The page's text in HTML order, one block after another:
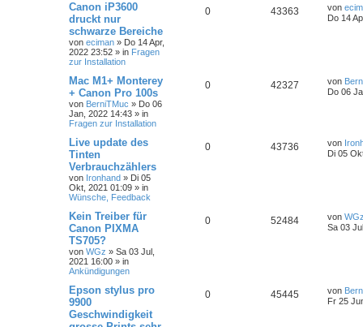
Canon iP3600
druckt nur
schwarze Bereiche
von eciman » Do 14 Apr,
2022 23:52 » in Fragen
zur Installation
0 43363 von
Do 14
Mac M1+ Monterey
+ Canon Pro 100s
von BerniTMuc » Do 06
Jan, 2022 14:43 » in
Fragen zur Installation
0 42327 von
Do 06
Live update des
Tinten
Verbrauchzählers
von Ironhand » Di 05
Okt, 2021 01:09 » in
Wünsche, Feedback
0 43736 von
Di 05
Kein Treiber für
Canon PIXMA
TS705?
von WGz » Sa 03 Jul,
2021 16:00 » in
Ankündigungen
0 52484 von
Sa 03
Epson stylus pro
9900
Geschwindigkeit
0 45445 von
Fr 25